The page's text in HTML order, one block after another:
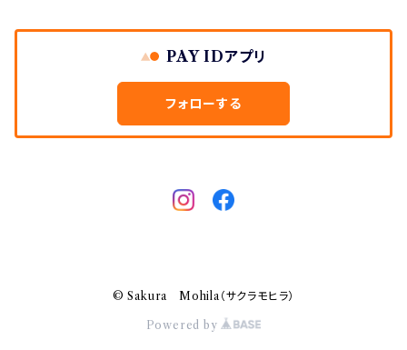
PAY IDアプリ
フォローする
© Sakura Mohila（サクラモヒラ）
Powered by